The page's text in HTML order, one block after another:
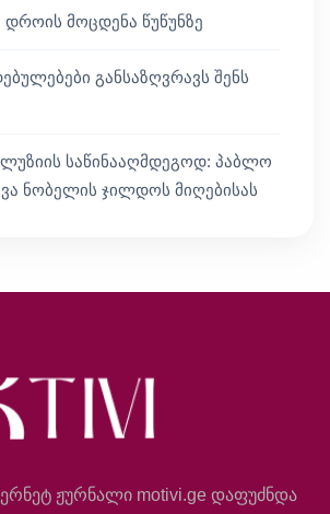
დროის მოცდენა წუწუნზე
განსაზღვრავს შენს
საწინააღმდეგოდ: პაბლო
ნობელის ჯილდოს მიღებისას
ჟურნალი motivi.ge დაფუძნდა